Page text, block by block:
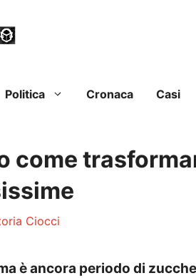
Politica Cronaca Casi
come
Ciocci
è ancora periodo di